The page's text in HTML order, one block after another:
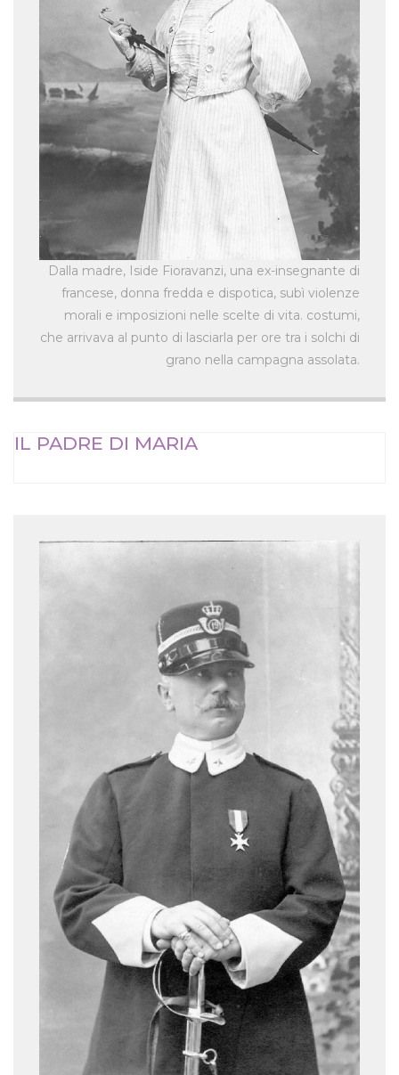
Dalla madre, Iside Fioravanzi, una ex-insegnante di
francese, donna fredda e dispotica, subì violenze
morali e imposizioni nelle scelte di vita. costumi,
che arrivava al punto di lasciarla per ore tra i solchi di
grano nella campagna assolata.
IL PADRE DI MARIA